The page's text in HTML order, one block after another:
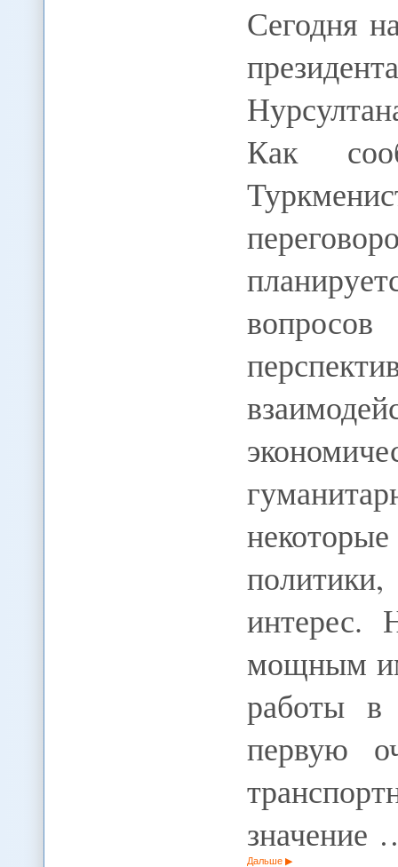
Сегодня
Как
интерес.
мощным
работы в
первую
значение
Дальше